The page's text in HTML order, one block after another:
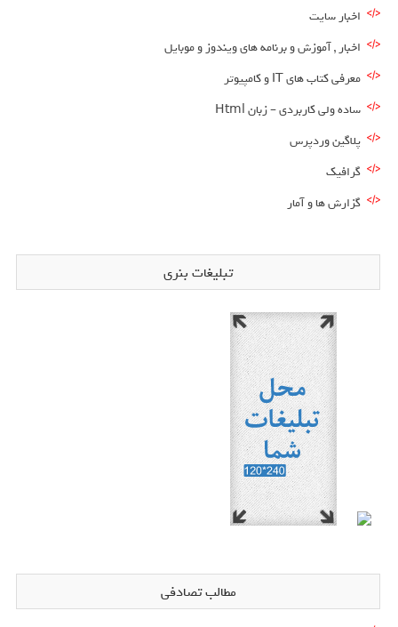
اخبار سایت
اخبار , آموزش و برنامه های ویندوز و موبایل
معرفی کتاب های IT و کامپیوتر
ساده ولی کاربردی – زبان Html
پلاگین وردپرس
گرافیک
گزارش ها و آمار
تبلیغات بنری
مطالب تصادفی